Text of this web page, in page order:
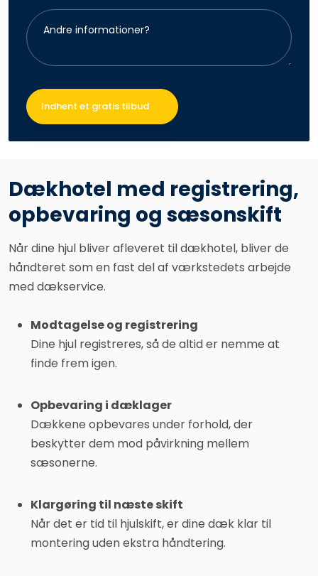
Dækhotel med registrering,
opbevaring og sæsonskift
Når dine hjul bliver afleveret til dækhotel, bliver de
håndteret som en fast del af værkstedets arbejde
med dækservice.
Modtagelse og registrering
Dine hjul registreres, så de altid er nemme at
finde frem igen.
Opbevaring i dæklager
Dækkene opbevares under forhold, der
beskytter dem mod påvirkning mellem
sæsonerne.
Klargøring til næste skift
Når det er tid til hjulskift, er dine dæk klar til
montering uden ekstra håndtering.